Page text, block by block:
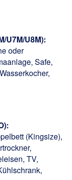
U7M/U8M):
oder
Safe,
(Kingsize),
TV,